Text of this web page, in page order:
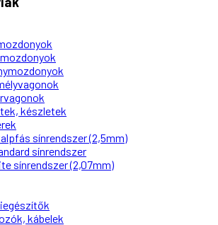
készletek
sínrendszer (2,5mm)
sínrendszer
sínrendszer (2,07mm)
kábelek